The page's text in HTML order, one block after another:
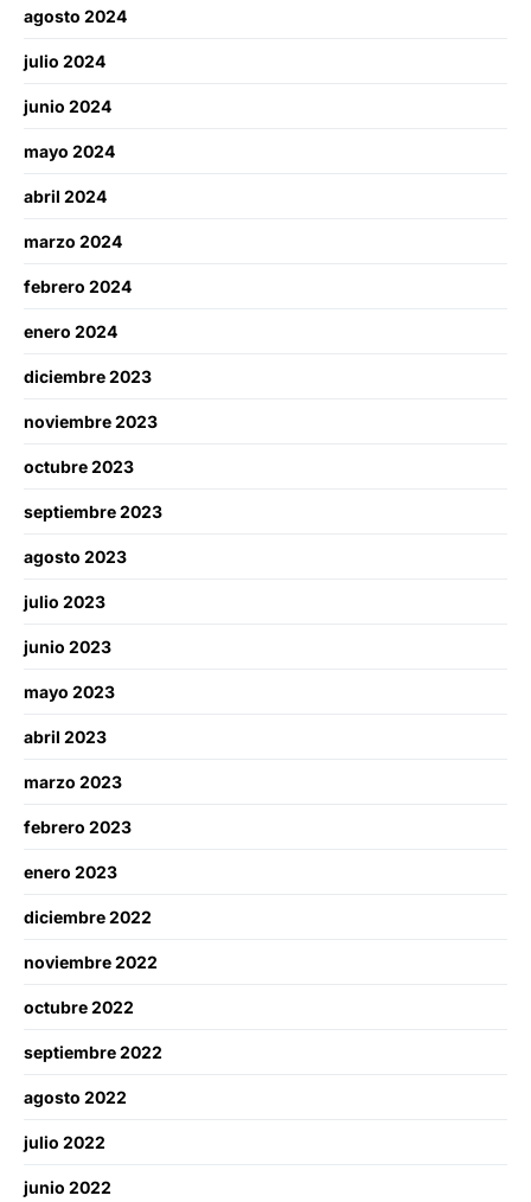
agosto 2024
julio 2024
junio 2024
mayo 2024
abril 2024
marzo 2024
febrero 2024
enero 2024
diciembre 2023
noviembre 2023
octubre 2023
septiembre 2023
agosto 2023
julio 2023
junio 2023
mayo 2023
abril 2023
marzo 2023
febrero 2023
enero 2023
diciembre 2022
noviembre 2022
octubre 2022
septiembre 2022
agosto 2022
julio 2022
junio 2022